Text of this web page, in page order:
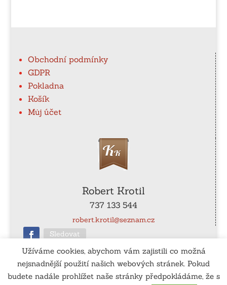
Obchodní podmínky
GDPR
Pokladna
Košík
Můj účet
Robert Krotil
737 133 544
robert.krotil@seznam.cz
Sledovat
ČÚ: 115-990540267/0100
Užíváme cookies, abychom vám zajistili co možná
nejsnadnější použití našich webových stránek. Pokud
budete nadále prohlížet naše stránky předpokládáme, že s